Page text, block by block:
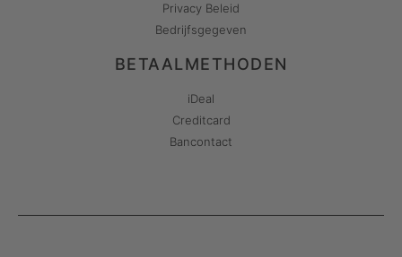
Privacy Beleid
Bedrijfsgegeven
BETAALMETHODEN
iDeal
Creditcard
Bancontact